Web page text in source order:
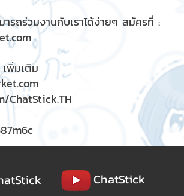
รถร่วมงานกับเราได้ง่ายๆ สมัครที่ :
พิ่มเติม
ChatStick.TH
ChatStick